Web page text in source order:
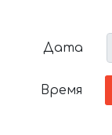
Дата
Время